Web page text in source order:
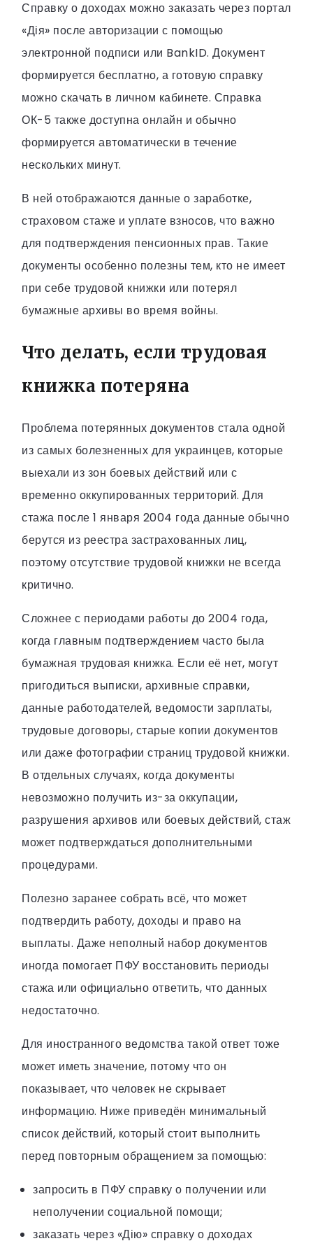
Справку о доходах можно заказать через портал
«Дія» после авторизации с помощью
электронной подписи или BankID. Документ
формируется бесплатно, а готовую справку
можно скачать в личном кабинете. Справка
ОК-5 также доступна онлайн и обычно
формируется автоматически в течение
нескольких минут.
В ней отображаются данные о заработке,
страховом стаже и уплате взносов, что важно
для подтверждения пенсионных прав. Такие
документы особенно полезны тем, кто не имеет
при себе трудовой книжки или потерял
бумажные архивы во время войны.
Что делать, если трудовая
книжка потеряна
Проблема потерянных документов стала одной
из самых болезненных для украинцев, которые
выехали из зон боевых действий или с
временно оккупированных территорий. Для
стажа после 1 января 2004 года данные обычно
берутся из реестра застрахованных лиц,
поэтому отсутствие трудовой книжки не всегда
критично.
Сложнее с периодами работы до 2004 года,
когда главным подтверждением часто была
бумажная трудовая книжка. Если её нет, могут
пригодиться выписки, архивные справки,
данные работодателей, ведомости зарплаты,
трудовые договоры, старые копии документов
или даже фотографии страниц трудовой книжки.
В отдельных случаях, когда документы
невозможно получить из-за оккупации,
разрушения архивов или боевых действий, стаж
может подтверждаться дополнительными
процедурами.
Полезно заранее собрать всё, что может
подтвердить работу, доходы и право на
выплаты. Даже неполный набор документов
иногда помогает ПФУ восстановить периоды
стажа или официально ответить, что данных
недостаточно.
Для иностранного ведомства такой ответ тоже
может иметь значение, потому что он
показывает, что человек не скрывает
информацию. Ниже приведён минимальный
список действий, который стоит выполнить
перед повторным обращением за помощью:
запросить в ПФУ справку о получении или
неполучении социальной помощи;
заказать через «Дію» справку о доходах